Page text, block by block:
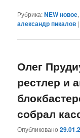
Рубрика:NEW новое,
александр пикалов
Олег
рестлер и
собрал
Опубликовано